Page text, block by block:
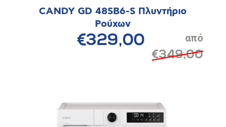
CANDY GD 48SB6-S Πλυντήριο
Ρούχων
€329,00
€349,00